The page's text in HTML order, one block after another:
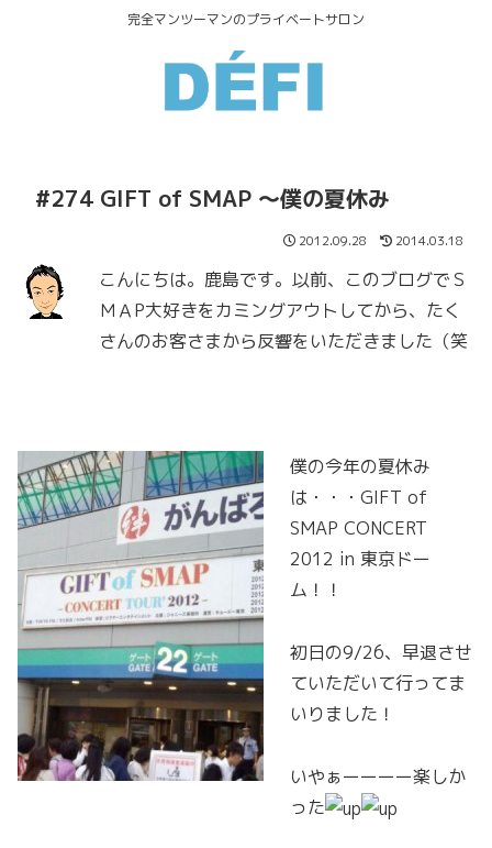
完全マンツーマンのプライベートサロン
#274 GIFT of SMAP ～僕の夏休み
2012.09.28 2014.03.18
こんにちは。鹿島です。以前、このブログでＳ
ＭＡP大好きをカミングアウトしてから、たく
さんのお客さまから反響をいただきました（笑
僕の今年の夏休み
は・・・GIFT of
SMAP CONCERT
2012 in 東京ドー
ム！！
初日の9/26、早退させ
ていただいて行ってま
いりました！
いやぁーーーー楽しか
った